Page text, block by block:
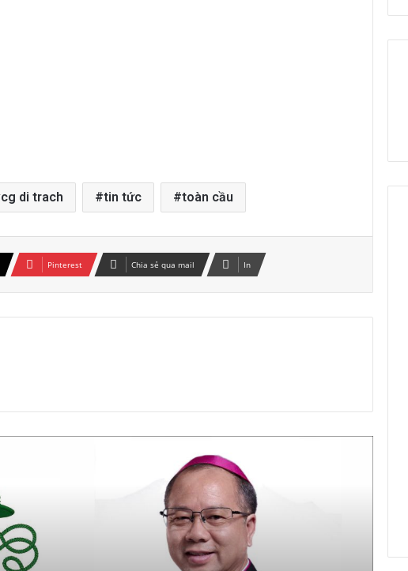
di trach tin tức toàn cầu
Pinterest Chia sẻ qua mail In
Ý nghĩa huy hiệu của Đức Cha Gioan
Giáo họ Di Trạch: Thánh Lễ Tiệc Ly
Giáo họ Di Trạch cử hành long trọng Lễ
Lá 2026
ỦY BAN PHỤNG TỰ THÔNG BÁO VỀ VIỆC
CỬ HÀNH LỄ TRO NĂM 2026